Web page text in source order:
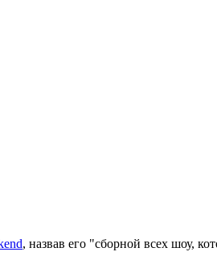
, назвав его "сборной всех шоу,